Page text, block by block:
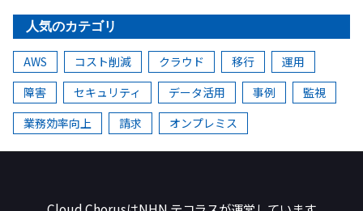
人気のカテゴリ
AWS コスト削減 クラウド 移行
運用
障害
セキュリティ データ活用 事例
監視
業務効率向上
請求 オンプレミス